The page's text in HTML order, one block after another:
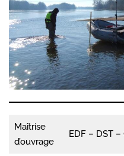
Maîtrise
d’ouvrage
EDF – DST –